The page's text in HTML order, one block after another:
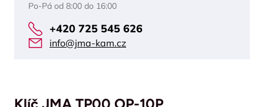
Po-Pá od 8:00 do 16:00
+420 725 545 626
info@jma-kam.cz